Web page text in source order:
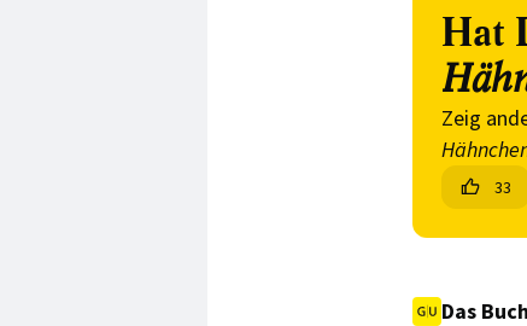
Hat
Zeig
33
Das